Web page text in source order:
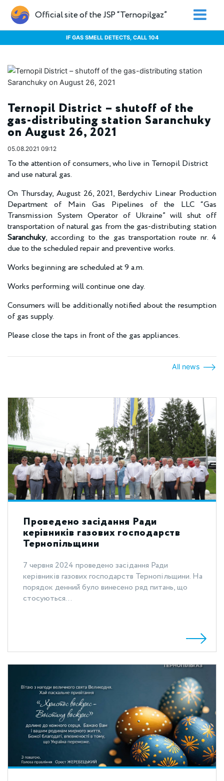
Official site of the JSP “Ternopilgaz”
IF GAS SMELL DETECTS, CALL 104
Ternopil District – shutoff of the
gas-distributing station Saranchuky
on August 26, 2021
05.08.2021 09:12
To the attention of consumers, who live in Ternopil District
and use natural gas.
On Thursday, August 26, 2021, Berdychiv Linear Production
Department of Main Gas Pipelines of the LLC “Gas
Transmission System Operator of Ukraine” will shut off
transportation of natural gas from the gas-distributing station
Saranchuky, according to the gas transportation route nr. 4
due to the scheduled repair and preventive works.
Works beginning are scheduled at 9 a.m.
Works performing will continue one day.
Consumers will be additionally notified about the resumption
of gas supply.
Please close the taps in front of the gas appliances.
All news
Проведено засідання Ради
керівників газових господарств
Тернопільщини
7 червня 2024 проведено засідання Ради
керівників газових господарств Тернопільщини. На
порядок денний було винесено ряд питань, що
стосуються...